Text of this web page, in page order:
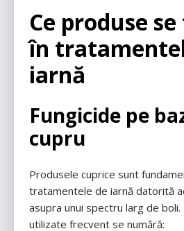
Ce produse
în
iarnă
Fungicide pe
cupru
Produsele cuprice sunt
tratamentele de iarnă datorită
asupra unui spectru larg de
utilizate frecvent se numără: